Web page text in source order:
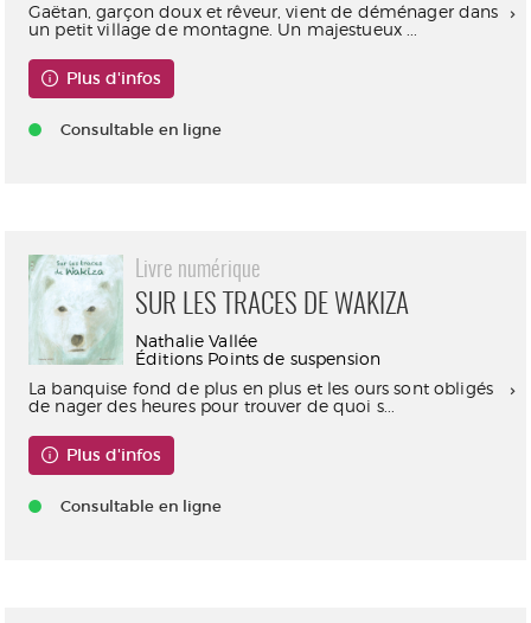
Gaëtan, garçon doux et rêveur, vient de déménager dans
un petit village de montagne. Un majestueux ...
Plus d'infos
Consultable en ligne
Livre numérique
SUR LES TRACES DE WAKIZA
Nathalie Vallée
Éditions Points de suspension
La banquise fond de plus en plus et les ours sont obligés
de nager des heures pour trouver de quoi s...
Plus d'infos
Consultable en ligne